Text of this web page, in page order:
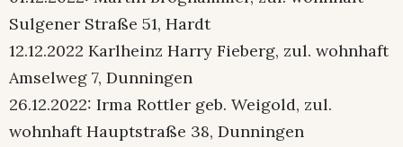
Sulgener Straße 51, Hardt
12.12.2022 Karlheinz Harry Fieberg, zul. wohnhaft
Amselweg 7, Dunningen
26.12.2022: Irma Rottler geb. Weigold, zul.
wohnhaft Hauptstraße 38, Dunningen